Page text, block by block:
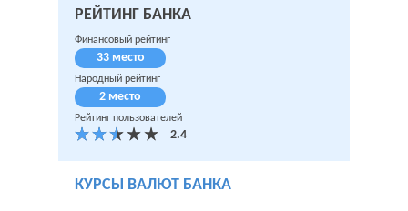
РЕЙТИНГ БАНКА
Финансовый рейтинг
33 место
Народный рейтинг
2 место
Рейтинг пользователей
КУРСЫ ВАЛЮТ БАНКА